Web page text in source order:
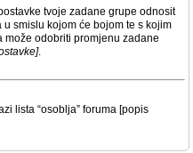
tvoje zadane grupe odnosit
smislu kojom će bojom te s kojim
može odobriti promjenu zadane
.
lista “osoblja” foruma [popis